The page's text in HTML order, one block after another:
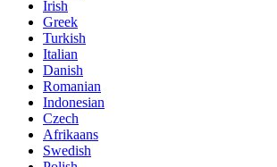
Irish
Greek
Turkish
Italian
Danish
Romanian
Indonesian
Czech
Afrikaans
Swedish